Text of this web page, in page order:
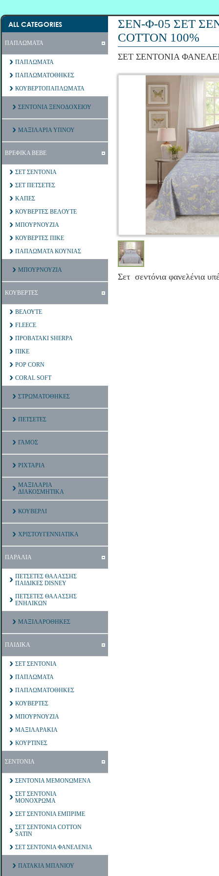
ALL CATEGORIES
ΠΑΠΛΩΜΑΤΑ
ΠΑΠΛΩΜΑΤΑ
ΠΑΠΛΩΜΑΤΟΘΗΚΕΣ
ΚΟΥΒΕΡΤΟΠΑΠΛΩΜΑΤΑ
ΣΕΝΤΟΝΙΑ ΞΕΝΟΔΟΧΕΙΟΥ
ΜΑΞΙΛΑΡΙΑ ΥΠΝΟΥ
ΒΡΕΦΙΚΑ ΒΕΒΕ
ΣΕΤ ΣΕΝΤΟΝΙΑ
ΣΕΤ ΠΕΤΣΕΤΕΣ
ΚΑΠΕΣ
ΚΟΥΒΕΡΤΕΣ ΒΕΛΟΥΤΕ
ΜΠΟΥΡΝΟΥΖΙΑ
ΚΟΥΒΕΡΤΕΣ ΠΙΚΕ
ΠΑΠΛΩΜΑΤΑ ΚΟΥΝΙΑΣ
ΜΠΟΥΡΝΟΥΖΙΑ
ΚΟΥΒΕΡΤΕΣ
ΒΕΛΟΥΤΕ
FLEECE
ΠΡΟΒΑΤΑΚΙ SHERPA
ΠΙΚΕ
POP CORN
CORAL SOFT
ΣΤΡΩΜΑΤΟΘΗΚΕΣ
ΠΕΤΣΕΤΕΣ
ΓΑΜΟΣ
ΡΙΧΤΑΡΙΑ
ΜΑΞΙΛΑΡΙΑ
ΔΙΑΚΟΣΜΗΤΙΚΑ
ΚΟΥΒΕΡΛΙ
ΧΡΙΣΤΟΥΓΕΝΝΙΑΤΙΚΑ
ΠΑΡΑΛΙΑ
ΠΕΤΣΕΤΕΣ ΘΑΛΑΣΣΗΣ
ΠΑΙΔΙΚΕΣ DISNEY
ΠΕΤΣΕΤΕΣ ΘΑΛΑΣΣΗΣ
ΕΝΗΛΙΚΩΝ
ΜΑΞΙΛΑΡΟΘΗΚΕΣ
ΠΑΙΔΙΚΑ
ΣΕΤ ΣΕΝΤΟΝΙΑ
ΠΑΠΛΩΜΑΤΑ
ΠΑΠΛΩΜΑΤΟΘΗΚΕΣ
ΚΟΥΒΕΡΤΕΣ
ΜΠΟΥΡΝΟΥΖΙΑ
ΜΑΞΙΛΑΡΑΚΙΑ
ΚΟΥΡΤΙΝΕΣ
ΣΕΝΤΟΝΙΑ
ΣΕΝΤΟΝΙΑ ΜΕΜΟΝΩΜΕΝΑ
ΣΕΤ ΣΕΝΤΟΝΙΑ
ΜΟΝΟΧΡΩΜΑ
ΣΕΤ ΣΕΝΤΟΝΙΑ ΕΜΠΡΙΜΕ
ΣΕΤ ΣΕΝΤΟΝΙΑ COTTON
SATIN
ΣΕΤ ΣΕΝΤΟΝΙΑ ΦΑΝΕΛΕΝΙΑ
ΠΑΤΑΚΙΑ ΜΠΑΝΙΟΥ
ΣΕΝ-Φ-05 ΣΕΤ
COTTON 100%
ΣΕΤ ΣΕΝΤΟΝΙΑ
Σετ σεντόνια φανελένια